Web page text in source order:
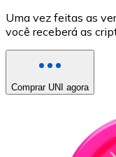
Uma vez feitas as
você receberá as
Comprar UNI agora